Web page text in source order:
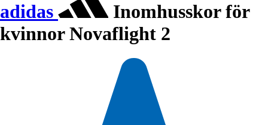
adidas
Inomhusskor för
kvinnor Novaflight 2